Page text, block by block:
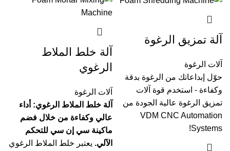
آلة تمزيق الرغوة
آلات الرغوة
حوّل إبداعاتك من الرغوة بدقة
وكفاءة - استخدم قوة آلات
تمزيق الرغوة عالية الجودة من
VDM CNC Automation
Systems!
آلة خلط الملاط
الرغوي
آلات الرغوة
آلة خلط الملاط الرغوي: أداء
عالي وكفاءة من خلال فضم
ماكينة سي إن سي للتحكم
الآلي. يعتبر خلط الملاط الرغوي